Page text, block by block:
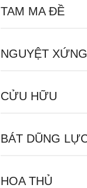
TAM MA ĐỀ
NGUYỆT XỨNG
CỬU HỮU
BÁT DŨNG
HOA THỦ